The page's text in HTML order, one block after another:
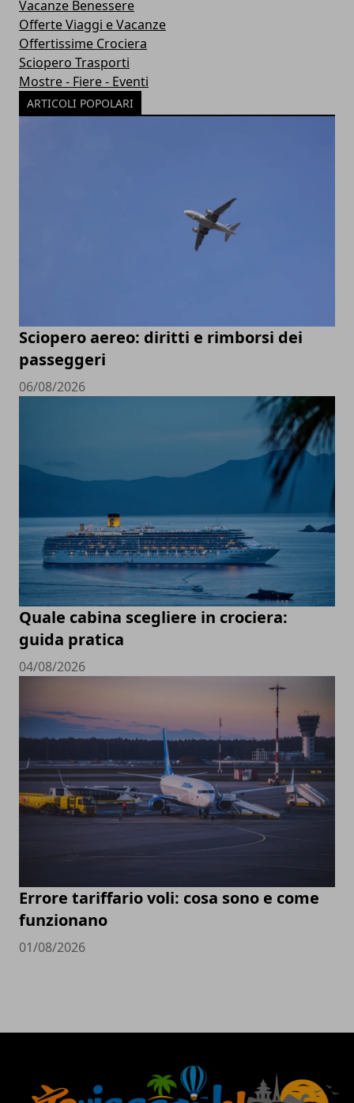
Vacanze Benessere
Offerte Viaggi e Vacanze
Offertissime Crociera
Sciopero Trasporti
Mostre - Fiere - Eventi
ARTICOLI POPOLARI
Sciopero aereo: diritti e rimborsi dei
passeggeri
06/08/2026
Quale cabina scegliere in crociera:
guida pratica
04/08/2026
Errore tariffario voli: cosa sono e come
funzionano
01/08/2026